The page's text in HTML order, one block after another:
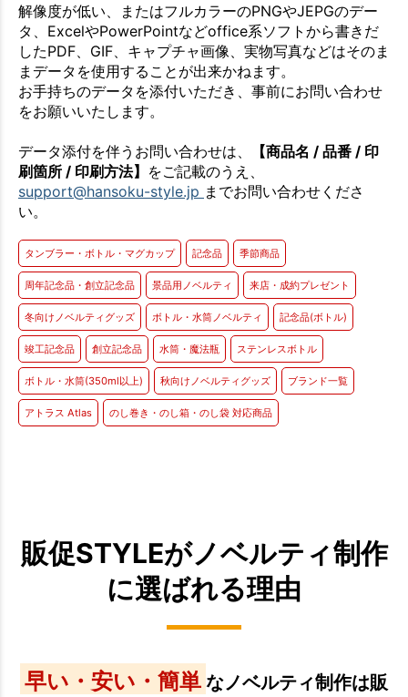
解像度が低い、またはフルカラーのPNGやJEPGのデー
タ、ExcelやPowerPointなどoffice系ソフトから書きだ
したPDF、GIF、キャプチャ画像、実物写真などはそのま
まデータを使用することが出来かねます。
お手持ちのデータを添付いただき、事前にお問い合わせ
をお願いいたします。
データ添付を伴うお問い合わせは、
【商品名 / 品番 / 印
刷箇所 / 印刷方法】 をご記載のうえ、
support@hansoku-style.jp までお問い合わせくださ
い。
タンブラー・ボトル・マグカップ 記念品 季節商品
周年記念品・創立記念品 景品用ノベルティ 来店・成約プレゼント
冬向けノベルティグッズ ボトル・水筒ノベルティ 記念品(ボトル)
竣工記念品 創立記念品 水筒・魔法瓶 ステンレスボトル
ボトル・水筒(350ml以上) 秋向けノベルティグッズ ブランド一覧
アトラス Atlas のし巻き・のし箱・のし袋 対応商品
販促STYLEがノベルティ制作
に選ばれる理由
早い・安い・簡単 なノベルティ制作は販